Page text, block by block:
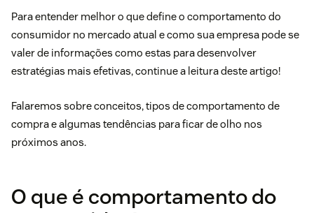
Para entender melhor o que define o comportamento do
consumidor no mercado atual e como sua empresa pode se
valer de informações como estas para desenvolver
estratégias mais efetivas, continue a leitura deste artigo!
Falaremos sobre conceitos, tipos de comportamento de
compra e algumas tendências para ficar de olho nos
próximos anos.
O que é comportamento do